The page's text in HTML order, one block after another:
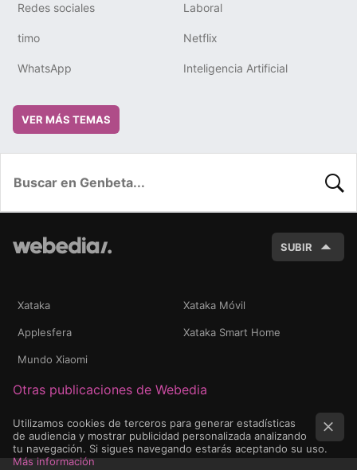
Redes sociales Laboral
timo Netflix
WhatsApp Inteligencia Artificial
VER MÁS TEMAS
SUBIR
Xataka Xataka Móvil
Applesfera Xataka Smart Home
Mundo Xiaomi
Otras publicaciones de Webedia
Utilizamos cookies de terceros para generar estadísticas
de audiencia y mostrar publicidad personalizada analizando
tu navegación. Si sigues navegando estarás aceptando su uso.
Más información